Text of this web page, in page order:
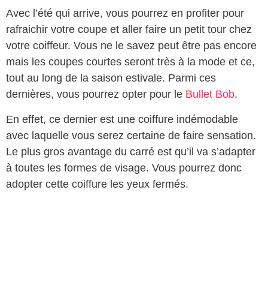
Avec l’été qui arrive, vous pourrez en profiter pour
rafraichir votre coupe et aller faire un petit tour chez
votre coiffeur. Vous ne le savez peut être pas encore
mais les coupes courtes seront très à la mode et ce,
tout au long de la saison estivale. Parmi ces
dernières, vous pourrez opter pour le Bullet Bob.
En effet, ce dernier est une coiffure indémodable
avec laquelle vous serez certaine de faire sensation.
Le plus gros avantage du carré est qu’il va s’adapter
à toutes les formes de visage. Vous pourrez donc
adopter cette coiffure les yeux fermés.